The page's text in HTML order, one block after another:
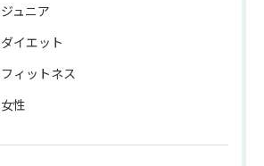
ジュニア
ダイエット
フィットネス
女性